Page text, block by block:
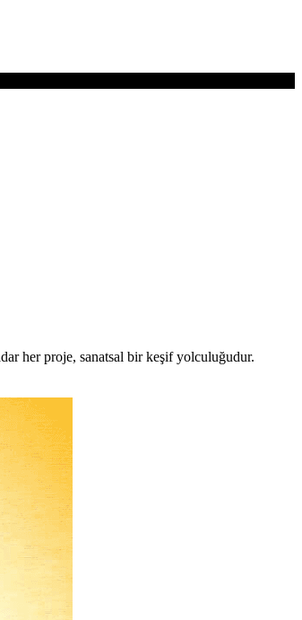
her proje, sanatsal bir keşif yolculuğudur.